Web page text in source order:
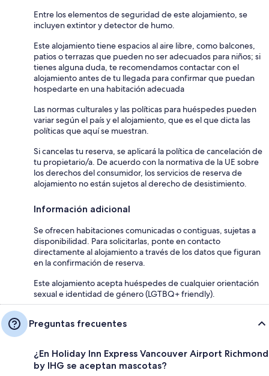
Entre los elementos de seguridad de este alojamiento, se
incluyen extintor y detector de humo.
Este alojamiento tiene espacios al aire libre, como balcones,
patios o terrazas que pueden no ser adecuados para niños; si
tienes alguna duda, te recomendamos contactar con el
alojamiento antes de tu llegada para confirmar que puedan
hospedarte en una habitación adecuada
Las normas culturales y las políticas para huéspedes pueden
variar según el país y el alojamiento, que es el que dicta las
políticas que aquí se muestran.
Si cancelas tu reserva, se aplicará la política de cancelación de
tu propietario/a. De acuerdo con la normativa de la UE sobre
los derechos del consumidor, los servicios de reserva de
alojamiento no están sujetos al derecho de desistimiento.
Información adicional
Se ofrecen habitaciones comunicadas o contiguas, sujetas a
disponibilidad. Para solicitarlas, ponte en contacto
directamente al alojamiento a través de los datos que figuran
en la confirmación de reserva.
Este alojamiento acepta huéspedes de cualquier orientación
sexual e identidad de género (LGTBQ+ friendly).
Preguntas frecuentes
¿En Holiday Inn Express Vancouver Airport Richmond
by IHG se aceptan mascotas?